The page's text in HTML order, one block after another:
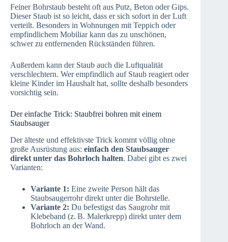
Feiner Bohrstaub besteht oft aus Putz, Beton oder Gips.
Dieser Staub ist so leicht, dass er sich sofort in der Luft
verteilt. Besonders in Wohnungen mit Teppich oder
empfindlichem Mobiliar kann das zu unschönen,
schwer zu entfernenden Rückständen führen.
Außerdem kann der Staub auch die Luftqualität
verschlechtern. Wer empfindlich auf Staub reagiert oder
kleine Kinder im Haushalt hat, sollte deshalb besonders
vorsichtig sein.
Der einfache Trick: Staubfrei bohren mit einem
Staubsauger
Der älteste und effektivste Trick kommt völlig ohne
große Ausrüstung aus: einfach den Staubsauger
direkt unter das Bohrloch halten. Dabei gibt es zwei
Varianten:
Variante 1: Eine zweite Person hält das
Staubsaugerrohr direkt unter die Bohrstelle.
Variante 2: Du befestigst das Saugrohr mit
Klebeband (z. B. Malerkrepp) direkt unter dem
Bohrloch an der Wand.